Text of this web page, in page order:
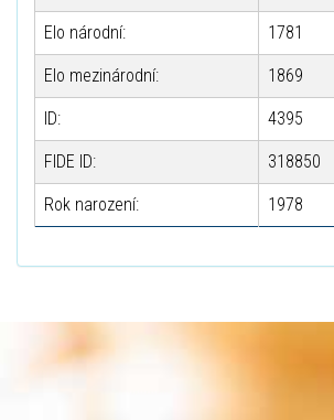
Elo národní: 1781
Elo mezinárodní: 1869
ID: 4395
FIDE ID: 318850
Rok narození: 1978